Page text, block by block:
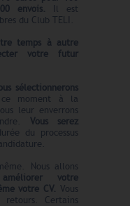
envois.
Il est
du Club TELI.
temps à autre
votre futur
sélectionnerons
moment à la
leur enverrons
Vous serez
du processus
Nous allons
améliorer votre
votre CV. Vous
Certains